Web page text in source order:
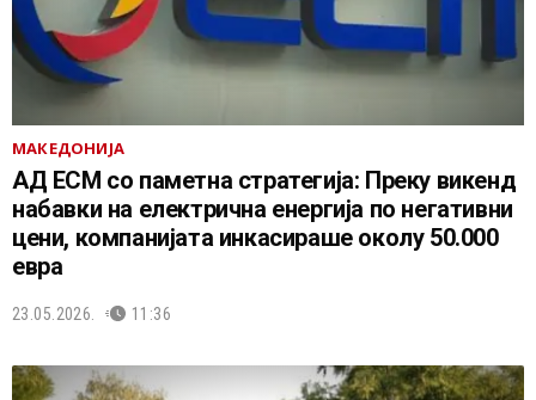
МАКЕДОНИЈА
АД ЕСМ со паметна стратегија: Преку викенд
набавки на електрична енергија по негативни
цени, компанијата инкасираше околу 50.000
евра
23.05.2026. 11:36